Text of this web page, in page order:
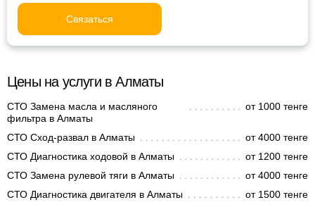
Связаться
Цены на услуги в Алматы
СТО Замена масла и масляного
фильтра в Алматы
от 1000 тенге
СТО Сход-развал в Алматы
от 4000 тенге
СТО Диагностика ходовой в Алматы
от 1200 тенге
СТО Замена рулевой тяги в Алматы
от 4000 тенге
СТО Диагностика двигателя в Алматы
от 1500 тенге